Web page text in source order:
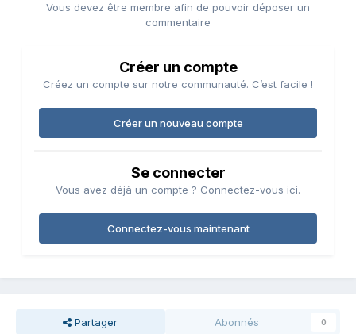
Vous devez être membre afin de pouvoir déposer un
commentaire
Créer un compte
Créez un compte sur notre communauté. C’est facile !
Créer un nouveau compte
Se connecter
Vous avez déjà un compte ? Connectez-vous ici.
Connectez-vous maintenant
Partager Abonnés 0